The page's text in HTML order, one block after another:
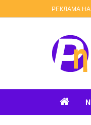
РЕКЛАМА НА